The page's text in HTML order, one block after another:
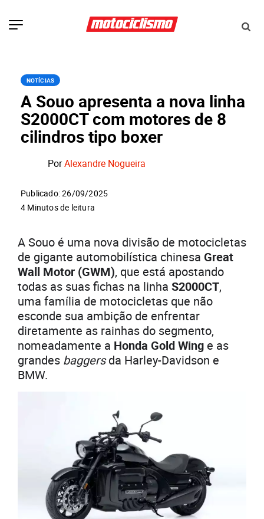
NOTÍCIAS
A Souo apresenta a nova linha
S2000CT com motores de 8
cilindros tipo boxer
PorAlexandre Nogueira
Publicado: 26/09/2025
4 Minutos de leitura
A Souo é uma nova divisão de motocicletas
de gigante automobilística chinesa Great
Wall Motor (GWM), que está apostando
todas as suas fichas na linha S2000CT,
uma família de motocicletas que não
esconde sua ambição de enfrentar
diretamente as rainhas do segmento,
nomeadamente a Honda Gold Wing e as
grandes baggersda Harley-Davidson e
BMW.